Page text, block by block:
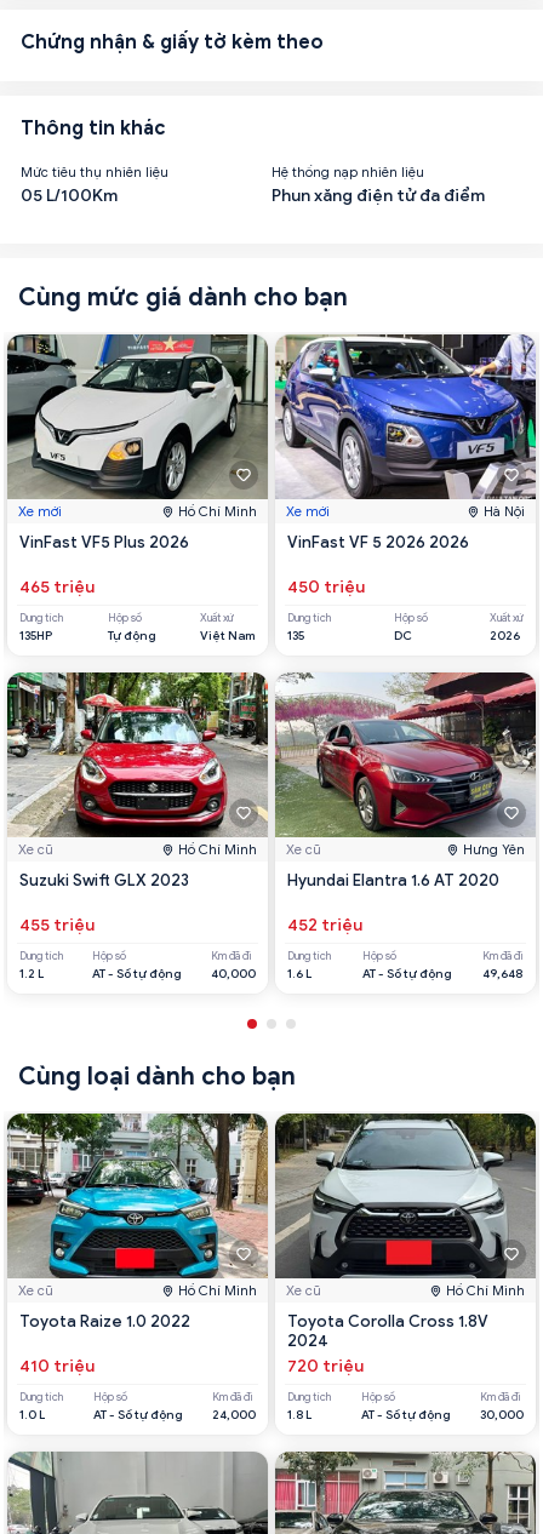
Chứng nhận & giấy tờ kèm theo
Thông tin khác
Mức tiêu thụ nhiên liệu
05 L/100Km
Hệ thống nạp nhiên liệu
Phun xăng điện tử đa điểm
Cùng mức giá dành cho bạn
Xe mới Hồ Chí Minh
VinFast VF5 Plus 2026
465 triệu
Dung tích
135HP
Hộp số
Tự động
Xuất xứ
Việt Nam
Xe cũ Hồ Chí Minh
Suzuki Swift GLX 2023
455 triệu
Dung tích
1.2 L
Hộp số
AT - Số tự động
Km đã đi
40,000
Xe mới Hà Nội
VinFast VF 5 2026 2026
450 triệu
Dung tích
135
Hộp số
DC
Xuất xứ
2026
Xe cũ Hưng Yên
Hyundai Elantra 1.6 AT 2020
452 triệu
Dung tích
1.6 L
Hộp số
AT - Số tự động
Km đã đi
49,648
Cùng loại dành cho bạn
Xe cũ Hồ Chí Minh
Toyota Raize 1.0 2022
410 triệu
Dung tích
1.0 L
Hộp số
AT - Số tự động
Km đã đi
24,000
Xe cũ Hồ Chí Minh
Toyota Corolla Cross 1.8V
2024
720 triệu
Dung tích
1.8 L
Hộp số
AT - Số tự động
Km đã đi
30,000